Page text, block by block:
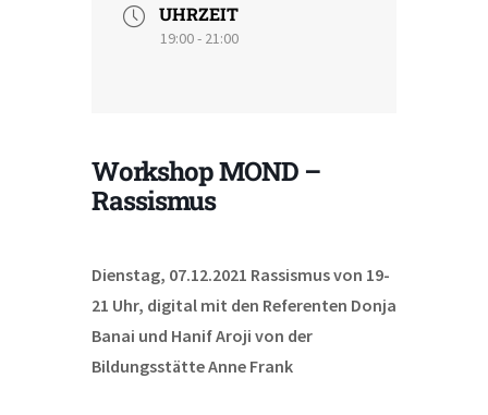
UHRZEIT
19:00 - 21:00
Workshop MOND –
Rassismus
Dienstag, 07.12.2021 Rassismus von 19-
21 Uhr, digital mit den Referenten Donja
Banai und Hanif Aroji von der
Bildungsstätte Anne Frank